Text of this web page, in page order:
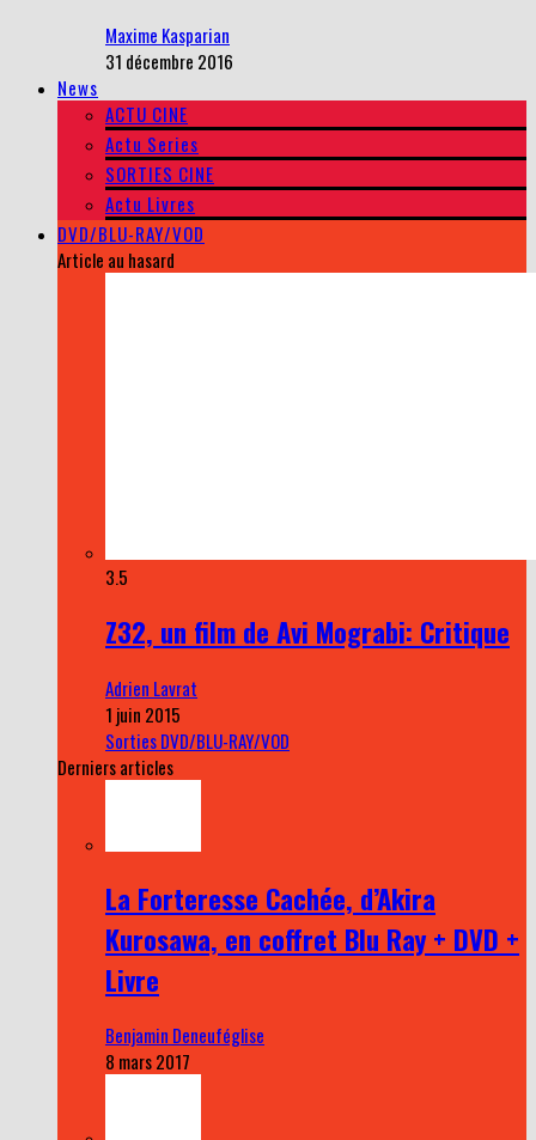
Maxime Kasparian
31 décembre 2016
News
ACTU CINE
Actu Series
SORTIES CINE
Actu Livres
DVD/BLU-RAY/VOD
Article au hasard
3.5
Z32, un film de Avi Mograbi: Critique
Adrien Lavrat
1 juin 2015
Sorties DVD/BLU-RAY/VOD
Derniers articles
La Forteresse Cachée, d’Akira
Kurosawa, en coffret Blu Ray + DVD +
Livre
Benjamin Deneuféglise
8 mars 2017